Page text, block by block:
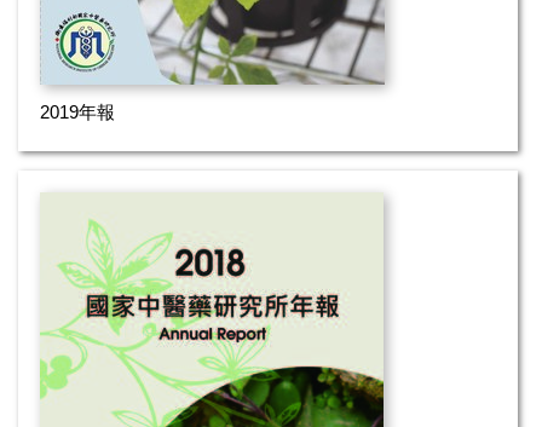
2019年報